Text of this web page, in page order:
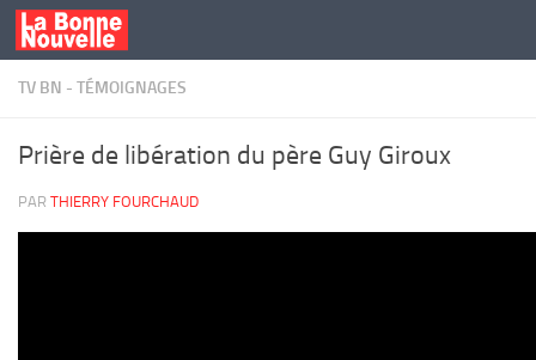
Skip to content
TV BN - TÉMOIGNAGES
Prière de libération du père Guy Giroux
PAR THIERRY FOURCHAUD